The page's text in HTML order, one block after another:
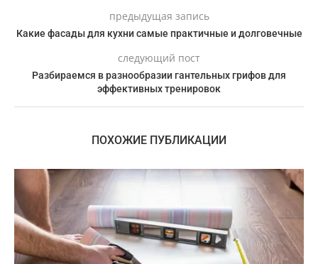
предыдущая запись
Какие фасады для кухни самые практичные и долговечные
следующий пост
Разбираемся в разнообразии гантельных грифов для
эффективных тренировок
ПОХОЖИЕ ПУБЛИКАЦИИ